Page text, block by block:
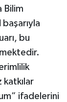
Bilim
bu
katkılar
ifadelerini